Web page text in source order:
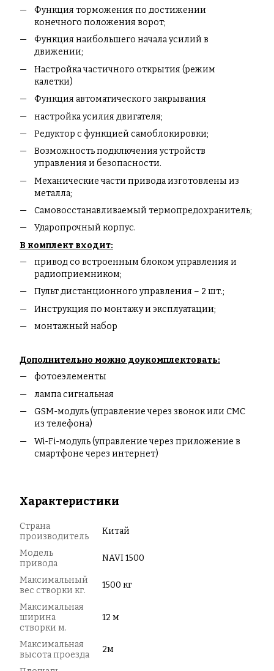
Функция торможения по достижении
конечного положения ворот;
Функция наибольшего начала усилий в
движении;
Настройка частичного открытия (режим
калетки)
Функция автоматического закрывания
настройка усилия двигателя;
Редуктор с функцией самоблокировки;
Возможность подключения устройств
управления и безопасности.
Механические части привода изготовлены из
металла;
Самовосстанавливаемый термопредохранитель;
Ударопрочный корпус.
В комплект входит:
привод со встроенным блоком управления и
радиоприемником;
Пульт дистанционного управления – 2 шт.;
Инструкция по монтажу и эксплуатации;
монтажный набор
Дополнительно можно доукомплектовать:
фотоеэлементы
лампа сигнальная
GSM-модуль (управление через звонок или СМС
из телефона)
Wi-Fi-модуль (управление через приложение в
смартфоне через интернет)
Характеристики
Страна
производитель
Китай
Модель
привода
NAVI 1500
Максимальный
вес створки кг.
1500 кг
Максимальная
ширина
створки м.
12 м
Максимальная
высота проезда
2м